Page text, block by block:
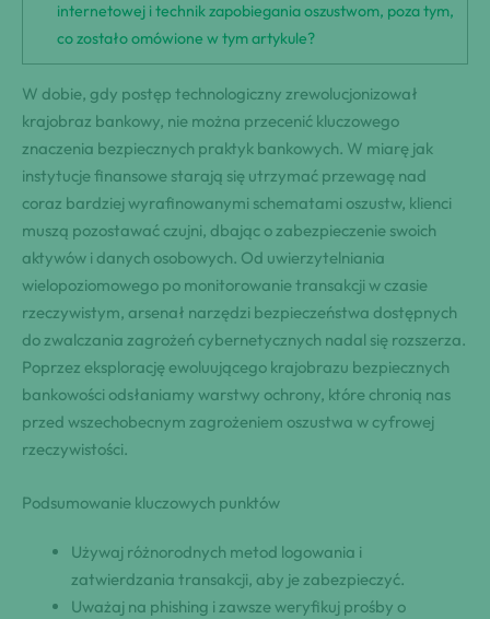
internetowej i technik zapobiegania oszustwom, poza tym,
co zostało omówione w tym artykule?
W dobie, gdy postęp technologiczny zrewolucjonizował
krajobraz bankowy, nie można przecenić kluczowego
znaczenia bezpiecznych praktyk bankowych. W miarę jak
instytucje finansowe starają się utrzymać przewagę nad
coraz bardziej wyrafinowanymi schematami oszustw, klienci
muszą pozostawać czujni, dbając o zabezpieczenie swoich
aktywów i danych osobowych. Od uwierzytelniania
wielopoziomowego po monitorowanie transakcji w czasie
rzeczywistym, arsenał narzędzi bezpieczeństwa dostępnych
do zwalczania zagrożeń cybernetycznych nadal się rozszerza.
Poprzez eksplorację ewoluującego krajobrazu bezpiecznych
bankowości odsłaniamy warstwy ochrony, które chronią nas
przed wszechobecnym zagrożeniem oszustwa w cyfrowej
rzeczywistości.
Podsumowanie kluczowych punktów
Używaj różnorodnych metod logowania i
zatwierdzania transakcji, aby je zabezpieczyć.
Uważaj na phishing i zawsze weryfikuj prośby o